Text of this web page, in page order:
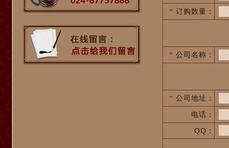
* 订购数量：
* 公司名称：
* 公司地址：
电话：
QQ：